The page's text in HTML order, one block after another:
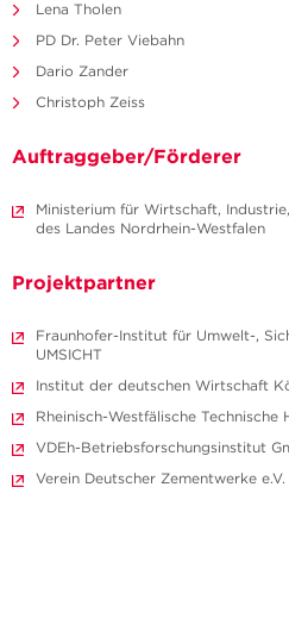
Lena Tholen
PD Dr. Peter Viebahn
Dario Zander
Christoph Zeiss
Auftraggeber/Förderer
Ministerium für Wirtschaft,
des Landes Nordrhein-Westfalen
Projektpartner
Fraunhofer-Institut für Umwelt-,
UMSICHT
Institut der deutschen Wirtschaft
Rheinisch-Westfälische Technische
VDEh-Betriebsforschungsinstitut
Verein Deutscher Zementwerke e.V.